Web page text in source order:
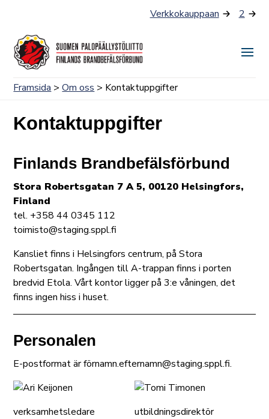
content
Verkkokauppaan 2
Framsida >Om oss > Kontaktuppgifter
Kontaktuppgifter
Finlands Brandbefälsförbund
Stora Robertsgatan 7 A 5, 00120 Helsingfors,
Finland
tel. +358 44 0345 112
toimisto@staging.sppl.fi
Kansliet finns i Helsingfors centrum, på Stora
Robertsgatan. Ingången till A-trappan finns i porten
bredvid Etola. Vårt kontor ligger på 3:e våningen, det
finns ingen hiss i huset.
Personalen
E-postformat är förnamn.efternamn@staging.sppl.fi.
verksamhetsledare
utbildningsdirektör